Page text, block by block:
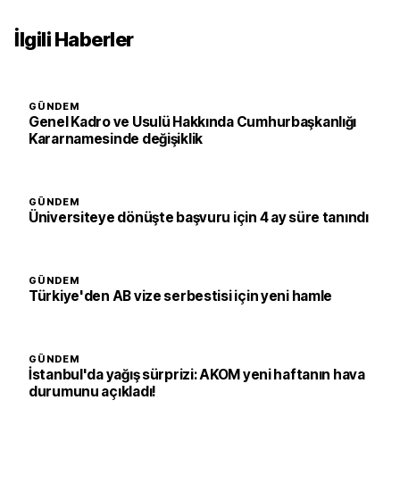
İlgili Haberler
GÜNDEM
Genel Kadro ve Usulü Hakkında Cumhurbaşkanlığı
Kararnamesinde değişiklik
GÜNDEM
Üniversiteye dönüşte başvuru için 4 ay süre tanındı
GÜNDEM
Türkiye'den AB vize serbestisi için yeni hamle
GÜNDEM
İstanbul'da yağış sürprizi: AKOM yeni haftanın hava
durumunu açıkladı!